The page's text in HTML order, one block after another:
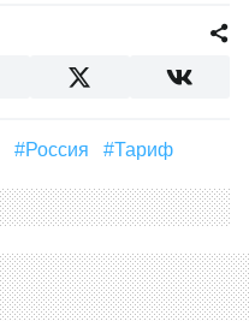
#Россия #тариф